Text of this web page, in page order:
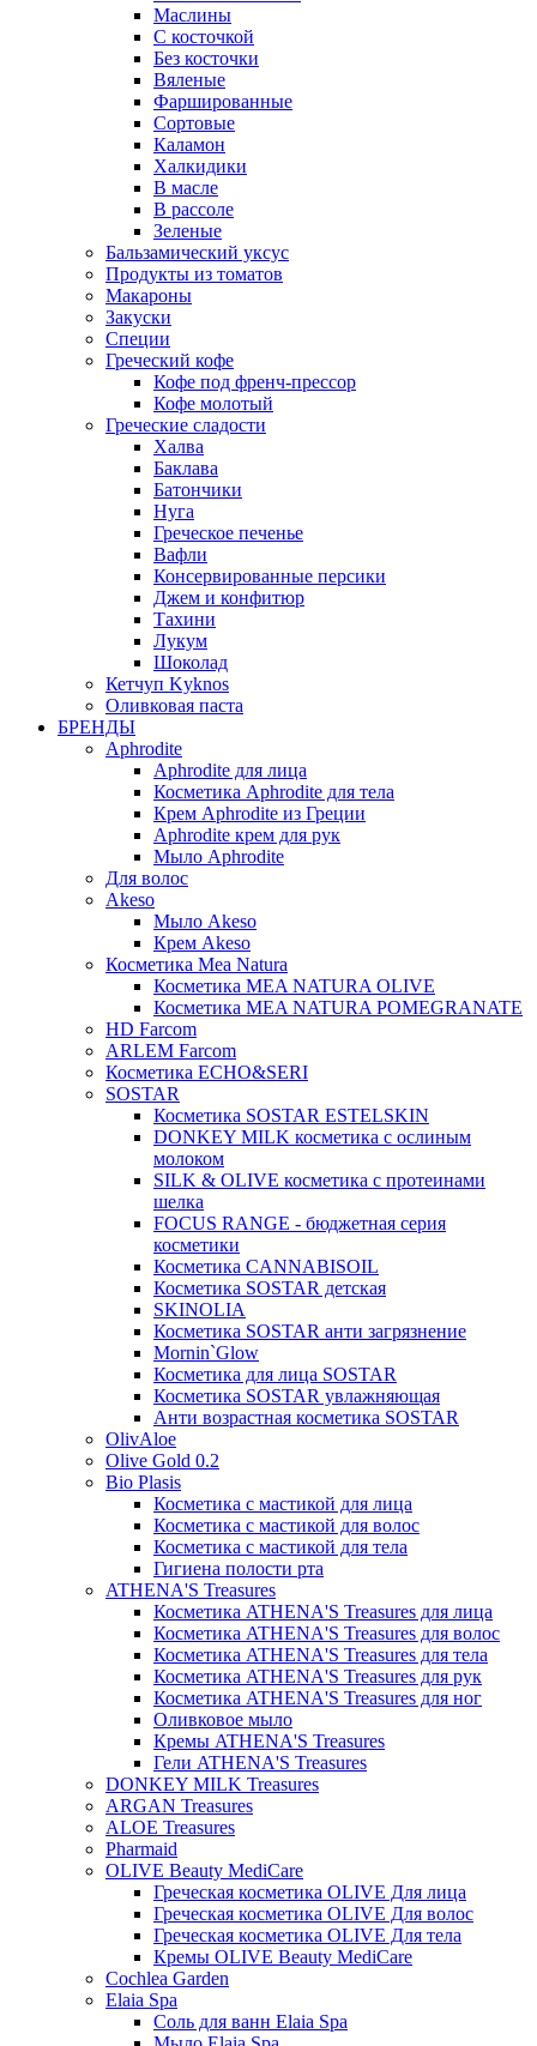
Маслины
С косточкой
Без косточки
Вяленые
Фаршированные
Сортовые
Каламон
Халкидики
В масле
В рассоле
Зеленые
Бальзамический уксус
Продукты из томатов
Макароны
Закуски
Специи
Греческий кофе
Кофе под френч-прессор
Кофе молотый
Греческие сладости
Халва
Баклава
Батончики
Нуга
Греческое печенье
Вафли
Консервированные персики
Джем и конфитюр
Тахини
Лукум
Шоколад
Кетчуп Kyknos
Оливковая паста
БРЕНДЫ
Aphrodite
Aphrodite для лица
Косметика Aphrodite для тела
Крем Aphrodite из Греции
Aphrodite крем для рук
Мыло Aphrodite
Для волос
Akeso
Мыло Akeso
Крем Akeso
Косметика Mea Natura
Косметика MEA NATURA OLIVE
Косметика MEA NATURA POMEGRANATE
HD Farcom
ARLEM Farcom
Косметика ECHO&SERI
SOSTAR
Косметика SOSTAR ESTELSKIN
DONKEY MILK косметика с ослиным
молоком
SILK & OLIVE косметика с протеинами
шелка
FOCUS RANGE - бюджетная серия
косметики
Косметика CANNABISOIL
Косметика SOSTAR детская
SKINOLIA
Косметика SOSTAR анти загрязнение
Mornin`Glow
Косметика для лица SOSTAR
Косметика SOSTAR увлажняющая
Анти возрастная косметика SOSTAR
OlivAloe
Olive Gold 0.2
Bio Plasis
Косметика с мастикой для лица
Косметика с мастикой для волос
Косметика с мастикой для тела
Гигиена полости рта
ATHENA'S Treasures
Косметика ATHENA'S Treasures для лица
Косметика ATHENA'S Treasures для волос
Косметика ATHENA'S Treasures для тела
Косметика ATHENA'S Treasures для рук
Косметика ATHENA'S Treasures для ног
Оливковое мыло
Кремы ATHENA'S Treasures
Гели ATHENA'S Treasures
DONKEY MILK Treasures
ARGAN Treasures
ALOE Treasures
Pharmaid
OLIVE Beauty MediCare
Греческая косметика OLIVE Для лица
Греческая косметика OLIVE Для волос
Греческая косметика OLIVE Для тела
Кремы OLIVE Beauty MediCare
Cochlea Garden
Elaia Spa
Соль для ванн Elaia Spa